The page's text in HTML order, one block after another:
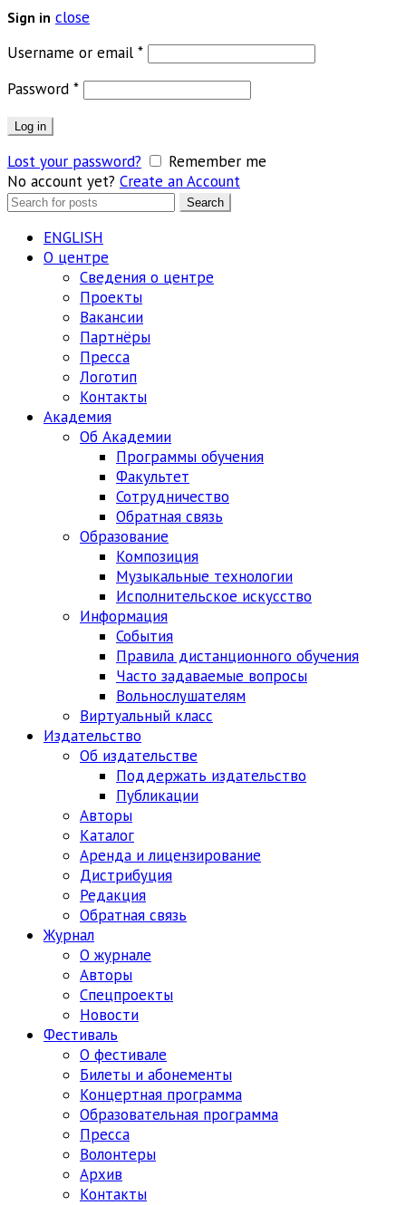
Sign in close
Username or email *Обязательно
Password *Обязательно
Log in
Lost your password?
Remember me
No account yet? Create an Account
Search
Search
ENGLISH
О центре
Сведения о центре
Проекты
Вакансии
Партнёры
Пресса
Логотип
Контакты
Академия
Об Академии
Программы обучения
Факультет
Сотрудничество
Обратная связь
Образование
Композиция
Музыкальные технологии
Исполнительское искусство
Информация
События
Правила дистанционного обучения
Часто задаваемые вопросы
Вольнослушателям
Виртуальный класс
Издательство
Об издательстве
Поддержать издательство
Публикации
Авторы
Каталог
Аренда и лицензирование
Дистрибуция
Редакция
Обратная связь
Журнал
О журнале
Авторы
Спецпроекты
Новости
Фестиваль
О фестивале
Билеты и абонементы
Концертная программа
Образовательная программа
Пресса
Волонтеры
Архив
Контакты